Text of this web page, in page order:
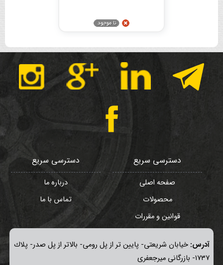
دسترسی سریع
صفحه اصلی
محصولات
قوانین و مقررات
دسترسی سریع
درباره ما
تماس با ما
آدرس: خيابان شريعتی- پايين تر از پل رومی- بالاتر از پل صدر- پلاك
١٧٣٧- بازرگانی میرجعفری